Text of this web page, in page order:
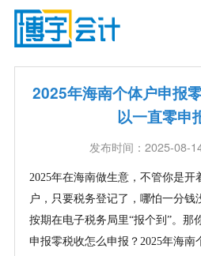
2025年海南个体户申报
以一直零申
发布时间：2025-08-
2025年在海南做生意，不管你是开
户，只要税务登记了，哪怕一分钱
按期在电子税务局里“报个到”。那
申报零税收怎么申报？2025年海南